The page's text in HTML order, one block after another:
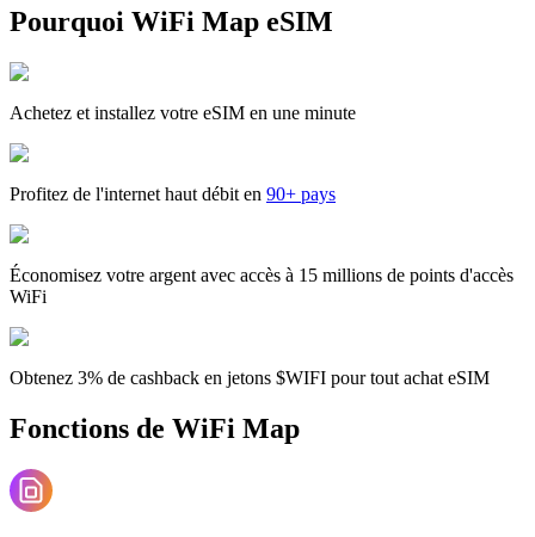
Pourquoi WiFi Map eSIM
Achetez et installez votre eSIM en une minute
Profitez de l'internet haut débit en 90+ pays
Économisez votre argent avec accès à 15 millions de points d'accès
WiFi
Obtenez 3% de cashback en jetons $WIFI pour tout achat eSIM
Fonctions de WiFi Map